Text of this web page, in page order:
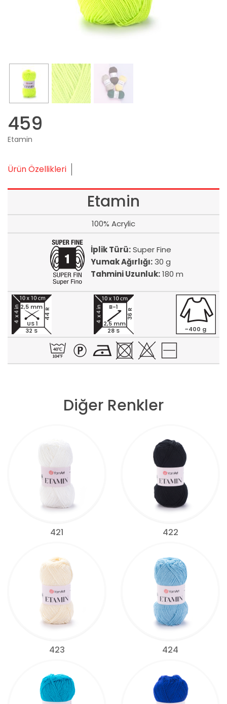
459
Etamin
Ürün Özellikleri
Etamin
100% Acrylic
İplik Türü:Super Fine
Yumak Ağırlığı:30 g
Tahmini Uzunluk:180 m
32 S
44 R
2,5 mm
US 1
28 S
36 R
B-1
2,5 mm
~400 g
Diğer Renkler
421 422
423 424